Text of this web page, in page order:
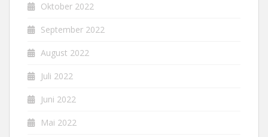
Oktober 2022
September 2022
August 2022
Juli 2022
Juni 2022
Mai 2022